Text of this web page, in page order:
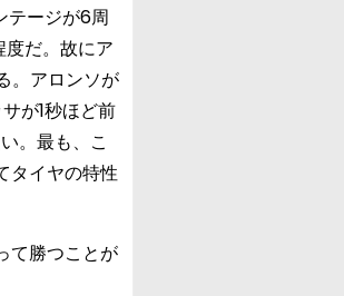
テージが6周
だ。故にア
。アロンソが
が1秒ほど前
。最も、こ
タイヤの特性
て勝つことが